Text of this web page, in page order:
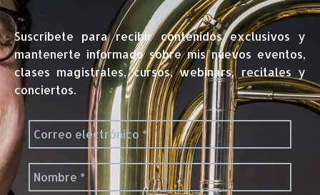
Suscríbete para recibir contenidos exclusivos y
mantenerte informado sobre mis nuevos eventos,
clases magistrales, cursos, webinars, recitales y
conciertos.